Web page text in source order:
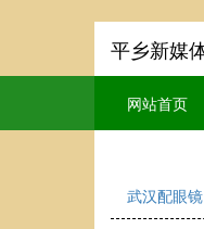
平乡新媒
网站首页
武汉配眼